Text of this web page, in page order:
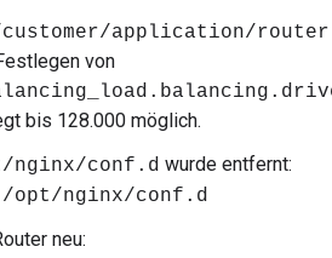
application/
von
bis 128.000 möglich.
nginx/conf.d wurde entfernt:
nginx/conf.d
neu: